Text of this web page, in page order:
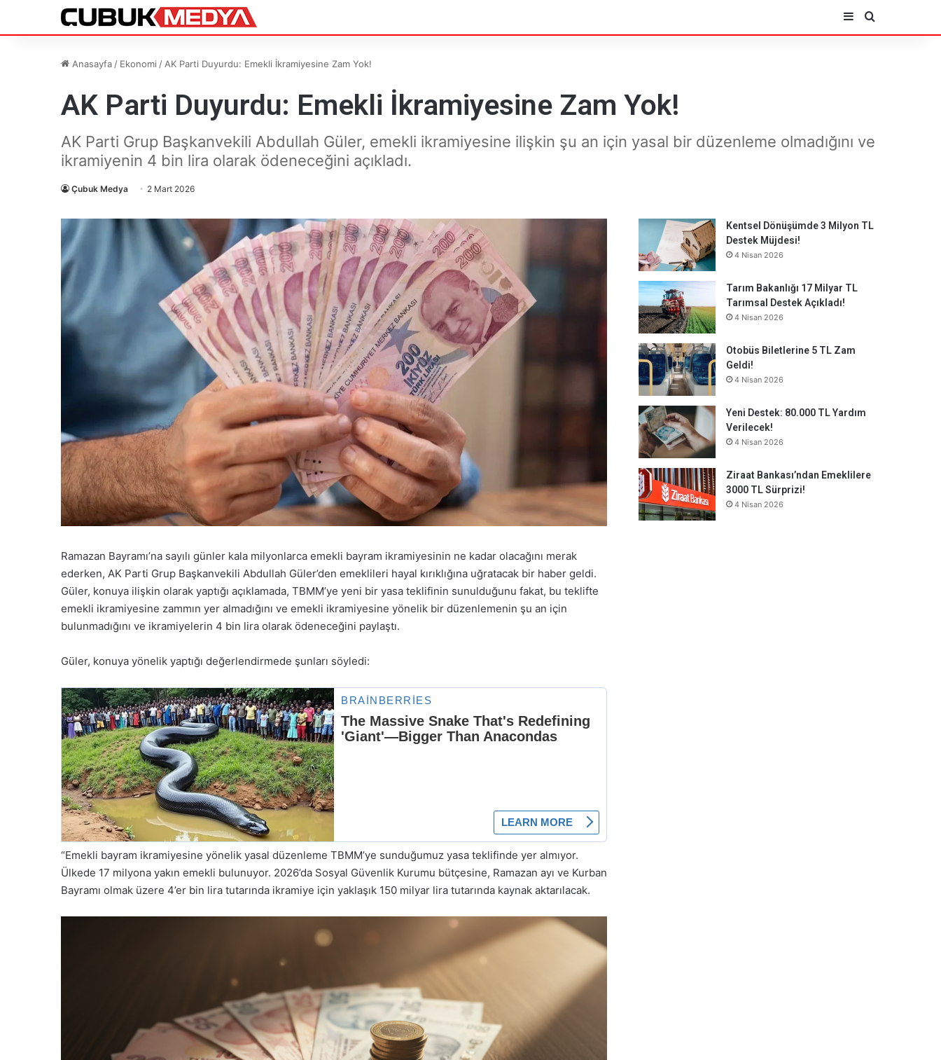
Kenar Bölmesi
Arama yap
Anasayfa / Ekonomi / AK Parti Duyurdu: Emekli İkramiyesine Zam Yok!
AK Parti Duyurdu: Emekli İkramiyesine Zam Yok!
AK Parti Grup Başkanvekili Abdullah Güler, emekli ikramiyesine ilişkin şu an için yasal bir düzenleme olmadığını ve
ikramiyenin 4 bin lira olarak ödeneceğini açıkladı.
Çubuk Medya 2 Mart 2026
Ramazan Bayramı’na sayılı günler kala milyonlarca emekli bayram ikramiyesinin ne kadar olacağını merak
ederken, AK Parti Grup Başkanvekili Abdullah Güler’den emeklileri hayal kırıklığına uğratacak bir haber geldi.
Güler, konuya ilişkin olarak yaptığı açıklamada, TBMM’ye yeni bir yasa teklifinin sunulduğunu fakat, bu teklifte
emekli ikramiyesine zammın yer almadığını ve emekli ikramiyesine yönelik bir düzenlemenin şu an için
bulunmadığını ve ikramiyelerin 4 bin lira olarak ödeneceğini paylaştı.
Güler, konuya yönelik yaptığı değerlendirmede şunları söyledi:
“Emekli bayram ikramiyesine yönelik yasal düzenleme TBMM’ye sunduğumuz yasa teklifinde yer almıyor.
Ülkede 17 milyona yakın emekli bulunuyor. 2026’da Sosyal Güvenlik Kurumu bütçesine, Ramazan ayı ve Kurban
Bayramı olmak üzere 4’er bin lira tutarında ikramiye için yaklaşık 150 milyar lira tutarında kaynak aktarılacak.
Kentsel Dönüşümde 3 Milyon TL
Destek Müjdesi!
4 Nisan 2026
Tarım Bakanlığı 17 Milyar TL
Tarımsal Destek Açıkladı!
4 Nisan 2026
Otobüs Biletlerine 5 TL Zam
Geldi!
4 Nisan 2026
Yeni Destek: 80.000 TL Yardım
Verilecek!
4 Nisan 2026
Ziraat Bankası’ndan Emeklilere
3000 TL Sürprizi!
4 Nisan 2026